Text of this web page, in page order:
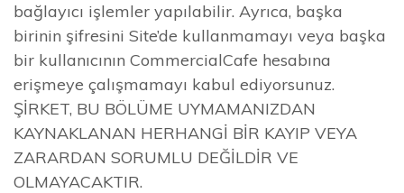
bağlayıcı işlemler yapılabilir. Ayrıca, başka
birinin şifresini Site’de kullanmamayı veya başka
bir kullanıcının CommercialCafe hesabına
erişmeye çalışmamayı kabul ediyorsunuz.
ŞİRKET, BU BÖLÜME UYMAMANIZDAN
KAYNAKLANAN HERHANGİ BİR KAYIP VEYA
ZARARDAN SORUMLU DEĞİLDİR VE
OLMAYACAKTIR.